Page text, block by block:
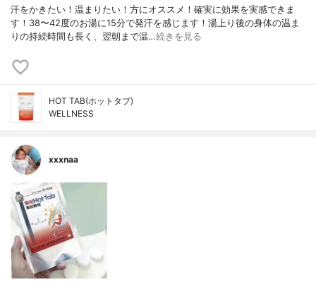
汗をかきたい！温まりたい！方にオススメ！確実に効果を実感できま
す！38〜42度のお湯に15分で発汗を感じます！湯上り後の身体の温ま
りの持続時間も長く、翌朝まで温…続きを見る
HOT TAB(ホットタブ)
WELLNESS
xxxnaa